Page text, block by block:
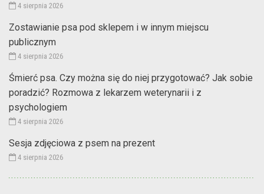
4 sierpnia 2026
Zostawianie psa pod sklepem i w innym miejscu
publicznym
4 sierpnia 2026
Śmierć psa. Czy można się do niej przygotować? Jak sobie
poradzić? Rozmowa z lekarzem weterynarii i z
psychologiem
4 sierpnia 2026
Sesja zdjęciowa z psem na prezent
4 sierpnia 2026